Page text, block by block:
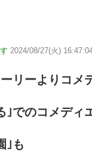
2024/08/27(火)
リーよりコメ
｣でのコメディ
｣も